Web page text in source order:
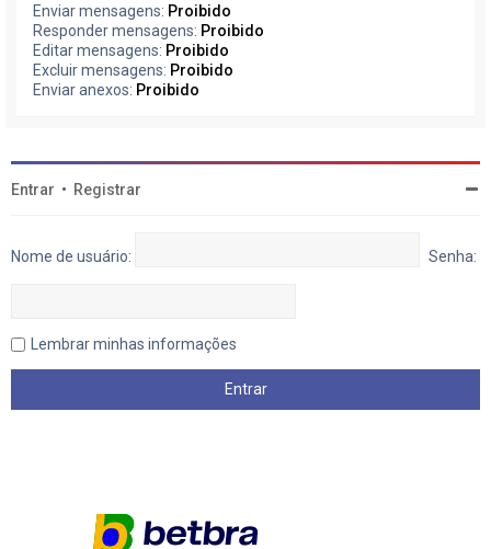
Enviar mensagens: Proibido
Responder mensagens: Proibido
Editar mensagens: Proibido
Excluir mensagens: Proibido
Enviar anexos: Proibido
Entrar • Registrar
Nome de usuário: Senha:
Lembrar minhas informações